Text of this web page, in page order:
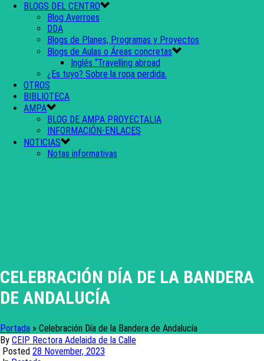
BLOGS DEL CENTRO
Blog Averroes
DDA
Blogs de Planes, Programas y Proyectos
Blogs de Aulas o Áreas concretas
Inglés “Travelling abroad
¿Es tuyo? Sobre la ropa perdida.
OTROS
BIBLIOTECA
AMPA
BLOG DE AMPA PROYECTALIA
INFORMACIÓN-ENLACES
NOTICIAS
Notas informativas
CELEBRACIÓN DÍA DE LA BANDERA
DE ANDALUCÍA
Portada » Celebración Día de la Bandera de Andalucía
By CEIP Rectora Adelaida de la Calle
Posted 28 November, 2023